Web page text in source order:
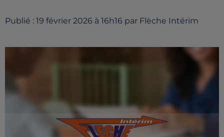
Publié : 19 février 2026 à 16h16 par Flèche Intérim